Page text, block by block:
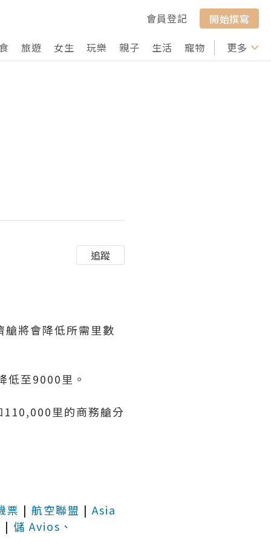
會員登記
開始撰寫
旅遊 女生 玩樂 親子 生活 寵物 行山 打卡
更多
追蹤
艙將會降低所需里數
低至9000里。
里的商務艙分
票 | 航空聯盟 | Asia
| 儲 Avios、